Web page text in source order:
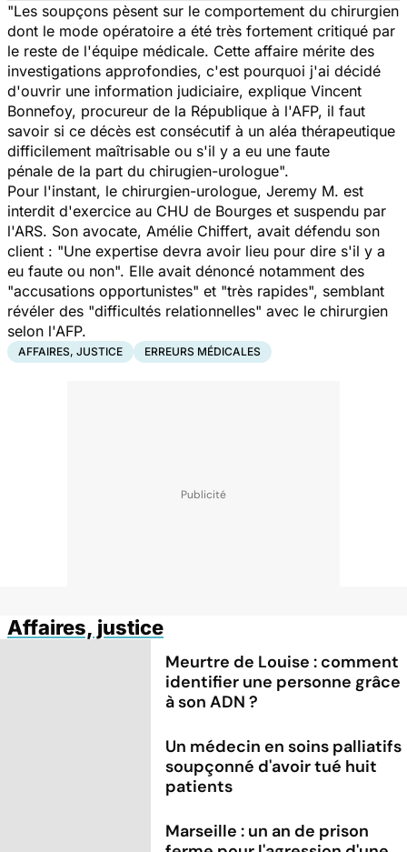
"Les soupçons pèsent sur le comportement du chirurgien
dont le mode opératoire a été très fortement critiqué par
le reste de l'équipe médicale. Cette affaire mérite des
investigations approfondies, c'est pourquoi j'ai décidé
d'ouvrir une information judiciaire, explique Vincent
Bonnefoy, procureur de la République à l'AFP, il faut
savoir si ce décès est consécutif à un aléa thérapeutique
difficilement maîtrisable ou s'il y a eu une faute
pénale de la part du chirugien-urologue".
Pour l'instant, le chirurgien-urologue, Jeremy M. est
interdit d'exercice au CHU de Bourges et suspendu par
l'ARS. Son avocate, Amélie Chiffert, avait défendu son
client : "Une expertise devra avoir lieu pour dire s'il y a
eu faute ou non". Elle avait dénoncé notamment des
"accusations opportunistes" et "très rapides", semblant
révéler des "difficultés relationnelles" avec le chirurgien
selon l'AFP.
AFFAIRES, JUSTICE ERREURS MÉDICALES
Affaires, justice
Meurtre de Louise : comment
identifier une personne grâce
à son ADN ?
Un médecin en soins palliatifs
soupçonné d'avoir tué huit
patients
Marseille : un an de prison